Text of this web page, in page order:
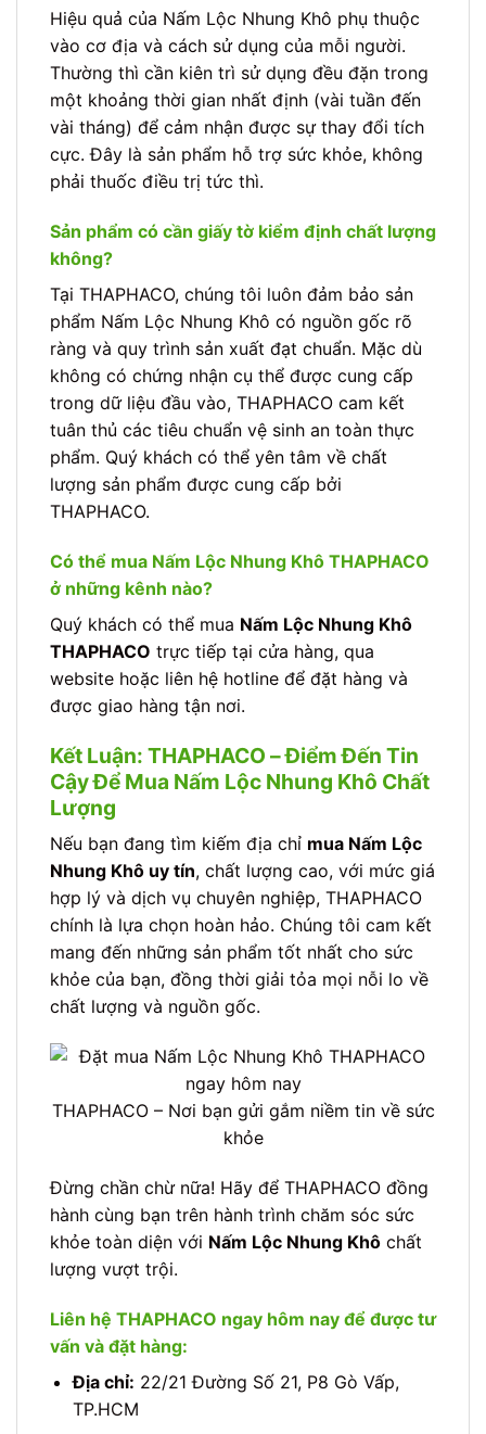
Hiệu quả của Nấm Lộc Nhung Khô phụ thuộc
vào cơ địa và cách sử dụng của mỗi người.
Thường thì cần kiên trì sử dụng đều đặn trong
một khoảng thời gian nhất định (vài tuần đến
vài tháng) để cảm nhận được sự thay đổi tích
cực. Đây là sản phẩm hỗ trợ sức khỏe, không
phải thuốc điều trị tức thì.
Sản phẩm có cần giấy tờ kiểm định chất lượng
không?
Tại THAPHACO, chúng tôi luôn đảm bảo sản
phẩm Nấm Lộc Nhung Khô có nguồn gốc rõ
ràng và quy trình sản xuất đạt chuẩn. Mặc dù
không có chứng nhận cụ thể được cung cấp
trong dữ liệu đầu vào, THAPHACO cam kết
tuân thủ các tiêu chuẩn vệ sinh an toàn thực
phẩm. Quý khách có thể yên tâm về chất
lượng sản phẩm được cung cấp bởi
THAPHACO.
Có thể mua Nấm Lộc Nhung Khô THAPHACO
ở những kênh nào?
Quý khách có thể mua Nấm Lộc Nhung Khô
THAPHACO trực tiếp tại cửa hàng, qua
website hoặc liên hệ hotline để đặt hàng và
được giao hàng tận nơi.
Kết Luận: THAPHACO – Điểm Đến Tin
Cậy Để Mua Nấm Lộc Nhung Khô Chất
Lượng
Nếu bạn đang tìm kiếm địa chỉ mua Nấm Lộc
Nhung Khô uy tín, chất lượng cao, với mức giá
hợp lý và dịch vụ chuyên nghiệp, THAPHACO
chính là lựa chọn hoàn hảo. Chúng tôi cam kết
mang đến những sản phẩm tốt nhất cho sức
khỏe của bạn, đồng thời giải tỏa mọi nỗi lo về
chất lượng và nguồn gốc.
THAPHACO – Nơi bạn gửi gắm niềm tin về sức
khỏe
Đừng chần chừ nữa! Hãy để THAPHACO đồng
hành cùng bạn trên hành trình chăm sóc sức
khỏe toàn diện với Nấm Lộc Nhung Khô chất
lượng vượt trội.
Liên hệ THAPHACO ngay hôm nay để được tư
vấn và đặt hàng:
Địa chỉ: 22/21 Đường Số 21, P8 Gò Vấp,
TP.HCM